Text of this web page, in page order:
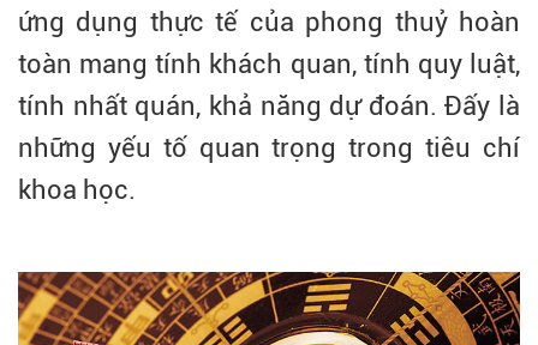
ứng dụng thực tế của phong thuỷ hoàn
toàn mang tính khách quan, tính quy luật,
tính nhất quán, khả năng dự đoán. Đấy là
những yếu tố quan trọng trong tiêu chí
khoa học.